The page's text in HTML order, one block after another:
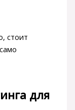
стоит
для